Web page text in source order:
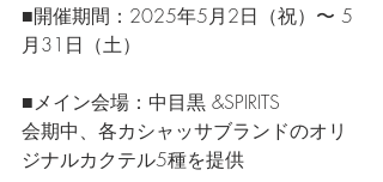
■開催期間：2025年5月2日（祝）〜 5
月31日（土）
■メイン会場：中目黒 &SPIRITS
会期中、各カシャッサブランドのオリ
ジナルカクテル5種を提供